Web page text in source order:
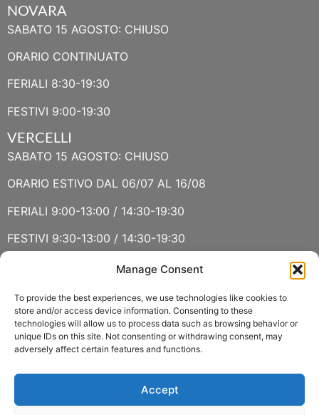
Manage Consent
To provide the best experiences, we use technologies like cookies to
store and/or access device information. Consenting to these
technologies will allow us to process data such as browsing behavior or
unique IDs on this site. Not consenting or withdrawing consent, may
adversely affect certain features and functions.
Accept
NOVARA
SABATO 15 AGOSTO: CHIUSO
ORARIO CONTINUATO
FERIALI 8:30-19:30
FESTIVI 9:00-19:30
VERCELLI
SABATO 15 AGOSTO: CHIUSO
ORARIO ESTIVO DAL 06/07 AL 16/08
FERIALI 9:00-13:00 / 14:30-19:30
FESTIVI 9:30-13:00 / 14:30-19:30
SABATO 15 AGOSTO E DOMENICA 16 AGOSTO: CHIUSO
ORARIO ESTIVO LUGLIO E AGOSTO
FERIALI 8:30-13:00 / 15:00-19:00
FESTIVI 8:30-12:30